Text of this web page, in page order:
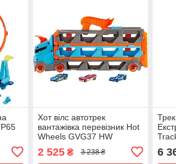
Хот вілс автотрек
вантажівка перевізник Hot
Wheels GVG37 HW
2 525₴ 3 238 ₴ 6